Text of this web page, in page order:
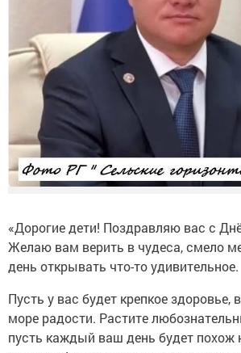
«Дорогие дети! Поздравляю вас с
Желаю вам верить в чудеса, смело
день открывать что-то удивительное.
Пусть у вас будет крепкое здоровье,
море радости. Растите
пусть каждый ваш день будет похож